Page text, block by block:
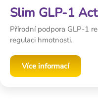
Slim GLP-1
Přírodní podpora GLP-1
regulaci hmotnosti.
Více informací